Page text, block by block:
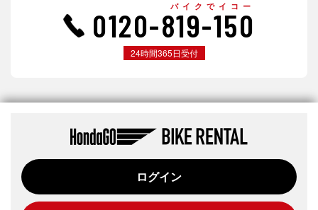
バイクでイコー
0120-819-150
24時間365日受付
ログイン